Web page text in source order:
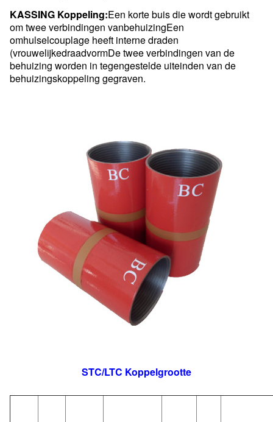
KASSING Koppeling:Een korte buis die wordt gebruikt
om twee verbindingen vanbehuizingEen
omhulselcouplage heeft interne draden
(vrouwelijkedraadvormDe twee verbindingen van de
behuizing worden in tegengestelde uiteinden van de
behuizingskoppeling gegraven.
STC/LTC Koppelgrootte